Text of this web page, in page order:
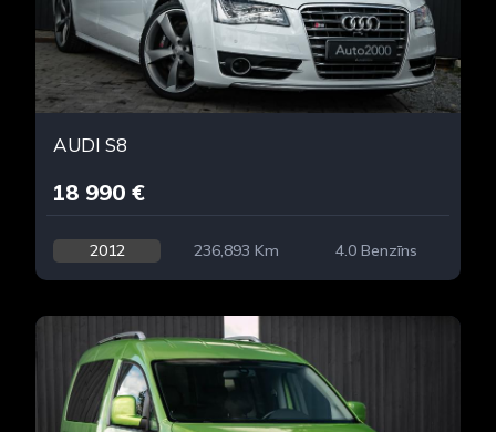
AUDI S8
18 990 €
2012 236,893 Km 4.0 Benzīns